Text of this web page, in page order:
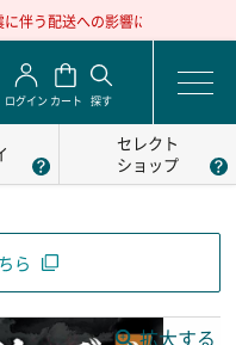
伴う配送への影響について
ログイン カート 探す
セレクト
ショップ
ら